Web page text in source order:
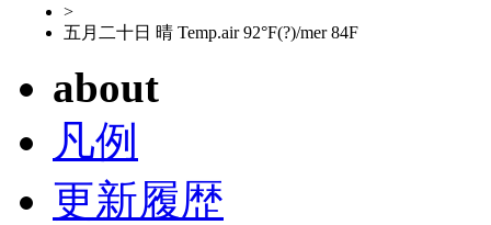
>
五月二十日 晴 Temp.air 92°F(?)/mer 84F
about
凡例
更新履歴